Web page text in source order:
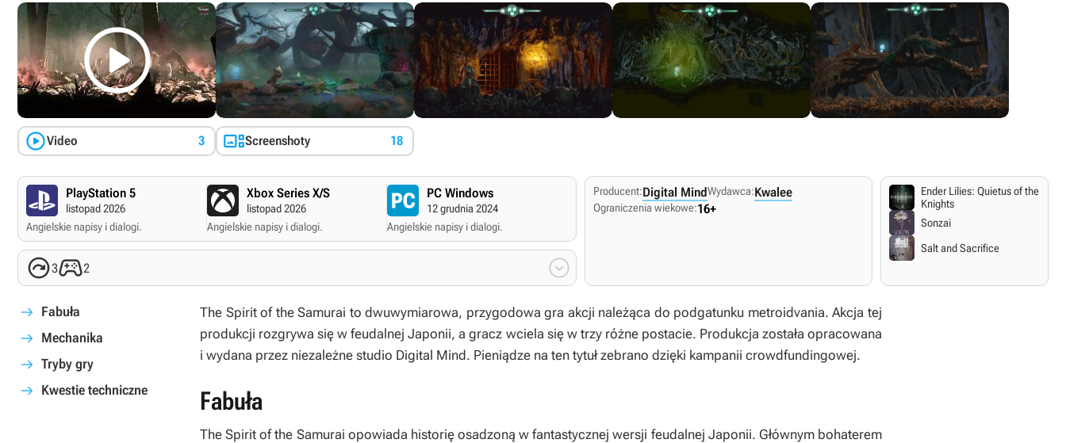

Video 3 Screenshoty 18
PlayStation 5
listopad 2026
Angielskie napisy i dialogi.
Xbox Series X/S
listopad 2026
Angielskie napisy i dialogi.
PC Windows
12 grudnia 2024
Angielskie napisy i dialogi.
32 
Producent:Digital MindWydawca:Kwalee
Ograniczenia wiekowe:16+
Ender Lilies: Quietus of the
Knights
Sonzai
Salt and Sacrifice
Fabuła
Mechanika
Tryby gry
Kwestie techniczne
The Spirit of the Samurai to dwuwymiarowa, przygodowa gra akcji należąca do podgatunku metroidvania. Akcja tej
produkcji rozgrywa się w feudalnej Japonii, a gracz wciela się w trzy różne postacie. Produkcja została opracowana
i wydana przez niezależne studio Digital Mind. Pieniądze na ten tytuł zebrano dzięki kampanii crowdfundingowej.
Fabuła
The Spirit of the Samurai opowiada historię osadzoną w fantastycznej wersji feudalnej Japonii. Głównym bohaterem